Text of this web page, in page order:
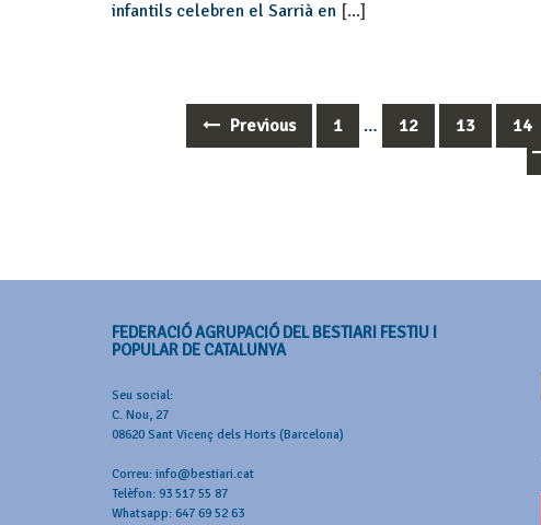
infantils celebren el Sarrià en [...]
Previous 1 … 12 13 14
FEDERACIÓ AGRUPACIÓ DEL BESTIARI FESTIU I
POPULAR DE CATALUNYA
Seu social:
C. Nou, 27
08620 Sant Vicenç dels Horts (Barcelona)
Correu: info@bestiari.cat
Telèfon: 93 517 55 87
Whatsapp: 647 69 52 63